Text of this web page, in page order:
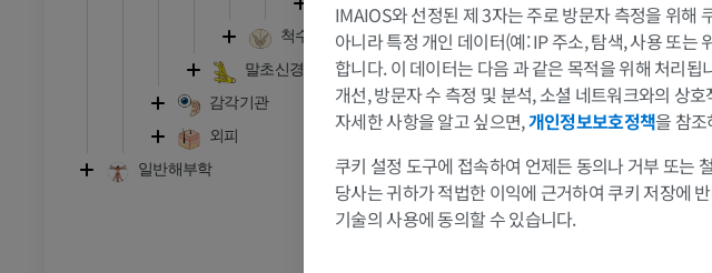
척수
말초신경계
감각기관
외피
일반해부학
갤러리
발목 - 발 팔
팔 MRI
MRI
IMAIOS와 선정된 제 3자는 주로 방문자 측정을 위해
아니라 특정 개인 데이터(예: IP 주소, 탐색, 사용 또
합니다. 이 데이터는 다음 과 같은 목적을 위해 처리
개선, 방문자 수 측정 및 분석, 소셜 네트워크와의 상
자세한 사항을 알고 싶으면,개인정보보호정책을 참
쿠키 설정 도구에 접속하여 언제든 동의나 거부 또는
당사는 귀하가 적법한 이익에 근거하여 쿠키 저장에
기술의 사용에 동의할 수 있습니다.